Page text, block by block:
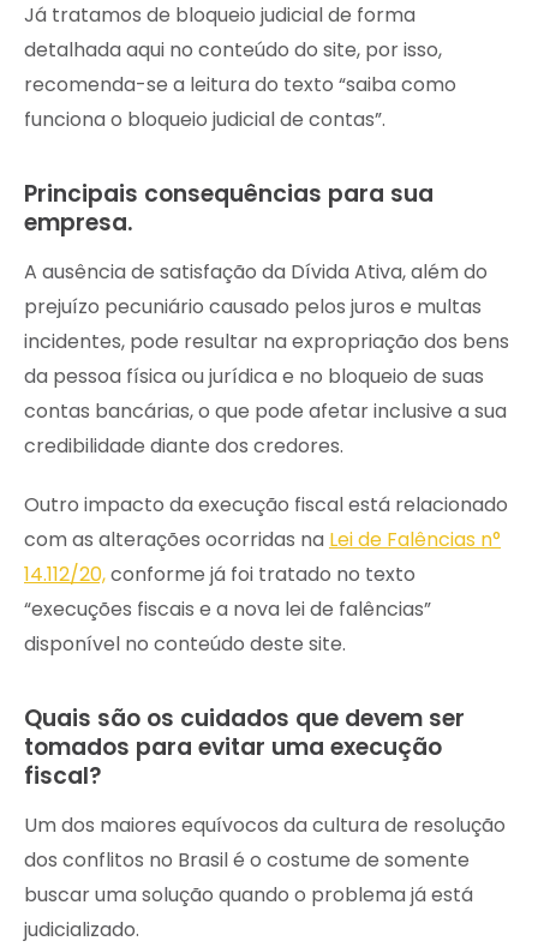
Já tratamos de bloqueio judicial de forma
detalhada aqui no conteúdo do site, por isso,
recomenda-se a leitura do texto “saiba como
funciona o bloqueio judicial de contas”.
Principais consequências para sua
empresa.
A ausência de satisfação da Dívida Ativa, além do
prejuízo pecuniário causado pelos juros e multas
incidentes, pode resultar na expropriação dos bens
da pessoa física ou jurídica e no bloqueio de suas
contas bancárias, o que pode afetar inclusive a sua
credibilidade diante dos credores.
Outro impacto da execução fiscal está relacionado
com as alterações ocorridas na Lei de Falências n°
14.112/20,conforme já foi tratado no texto
“execuções fiscais e a nova lei de falências”
disponível no conteúdo deste site.
Quais são os cuidados que devem ser
tomados para evitar uma execução
fiscal?
Um dos maiores equívocos da cultura de resolução
dos conflitos no Brasil é o costume de somente
buscar uma solução quando o problema já está
judicializado.